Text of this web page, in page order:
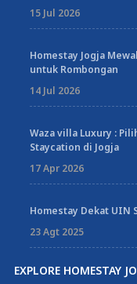
15 Jul 2026
Homestay Jogja
untuk Rombongan
14 Jul 2026
Waza villa Luxury :
Staycation di Jogja
17 Apr 2026
Homestay Dekat UIN
23 Agt 2025
EXPLORE HOMESTAY